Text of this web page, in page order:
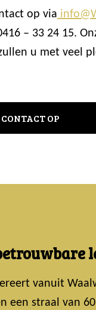
op via
– 33 24 15.
u met veel
OP
vanuit
een straal van